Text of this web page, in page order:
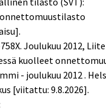
Joulukuu 2012,
kuolleet
- joulukuu 2012 .
[viitattu: 9.8.2026].